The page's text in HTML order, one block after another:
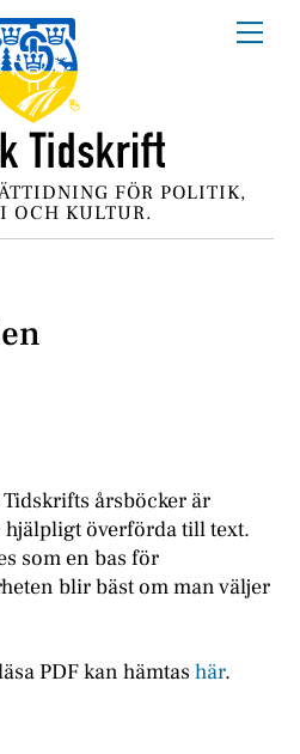
FÖR POLITIK,
OCH KULTUR.
årsböcker är
överförda till text.
som en bas för
blir bäst om man väljer
PDF kan hämtashär.